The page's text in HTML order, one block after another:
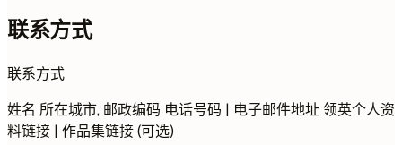
联系方式
联系方式
姓名 所在城市, 邮政编码 电话号码 | 电子邮件地址 领英个人资
料链接 | 作品集链接 (可选)